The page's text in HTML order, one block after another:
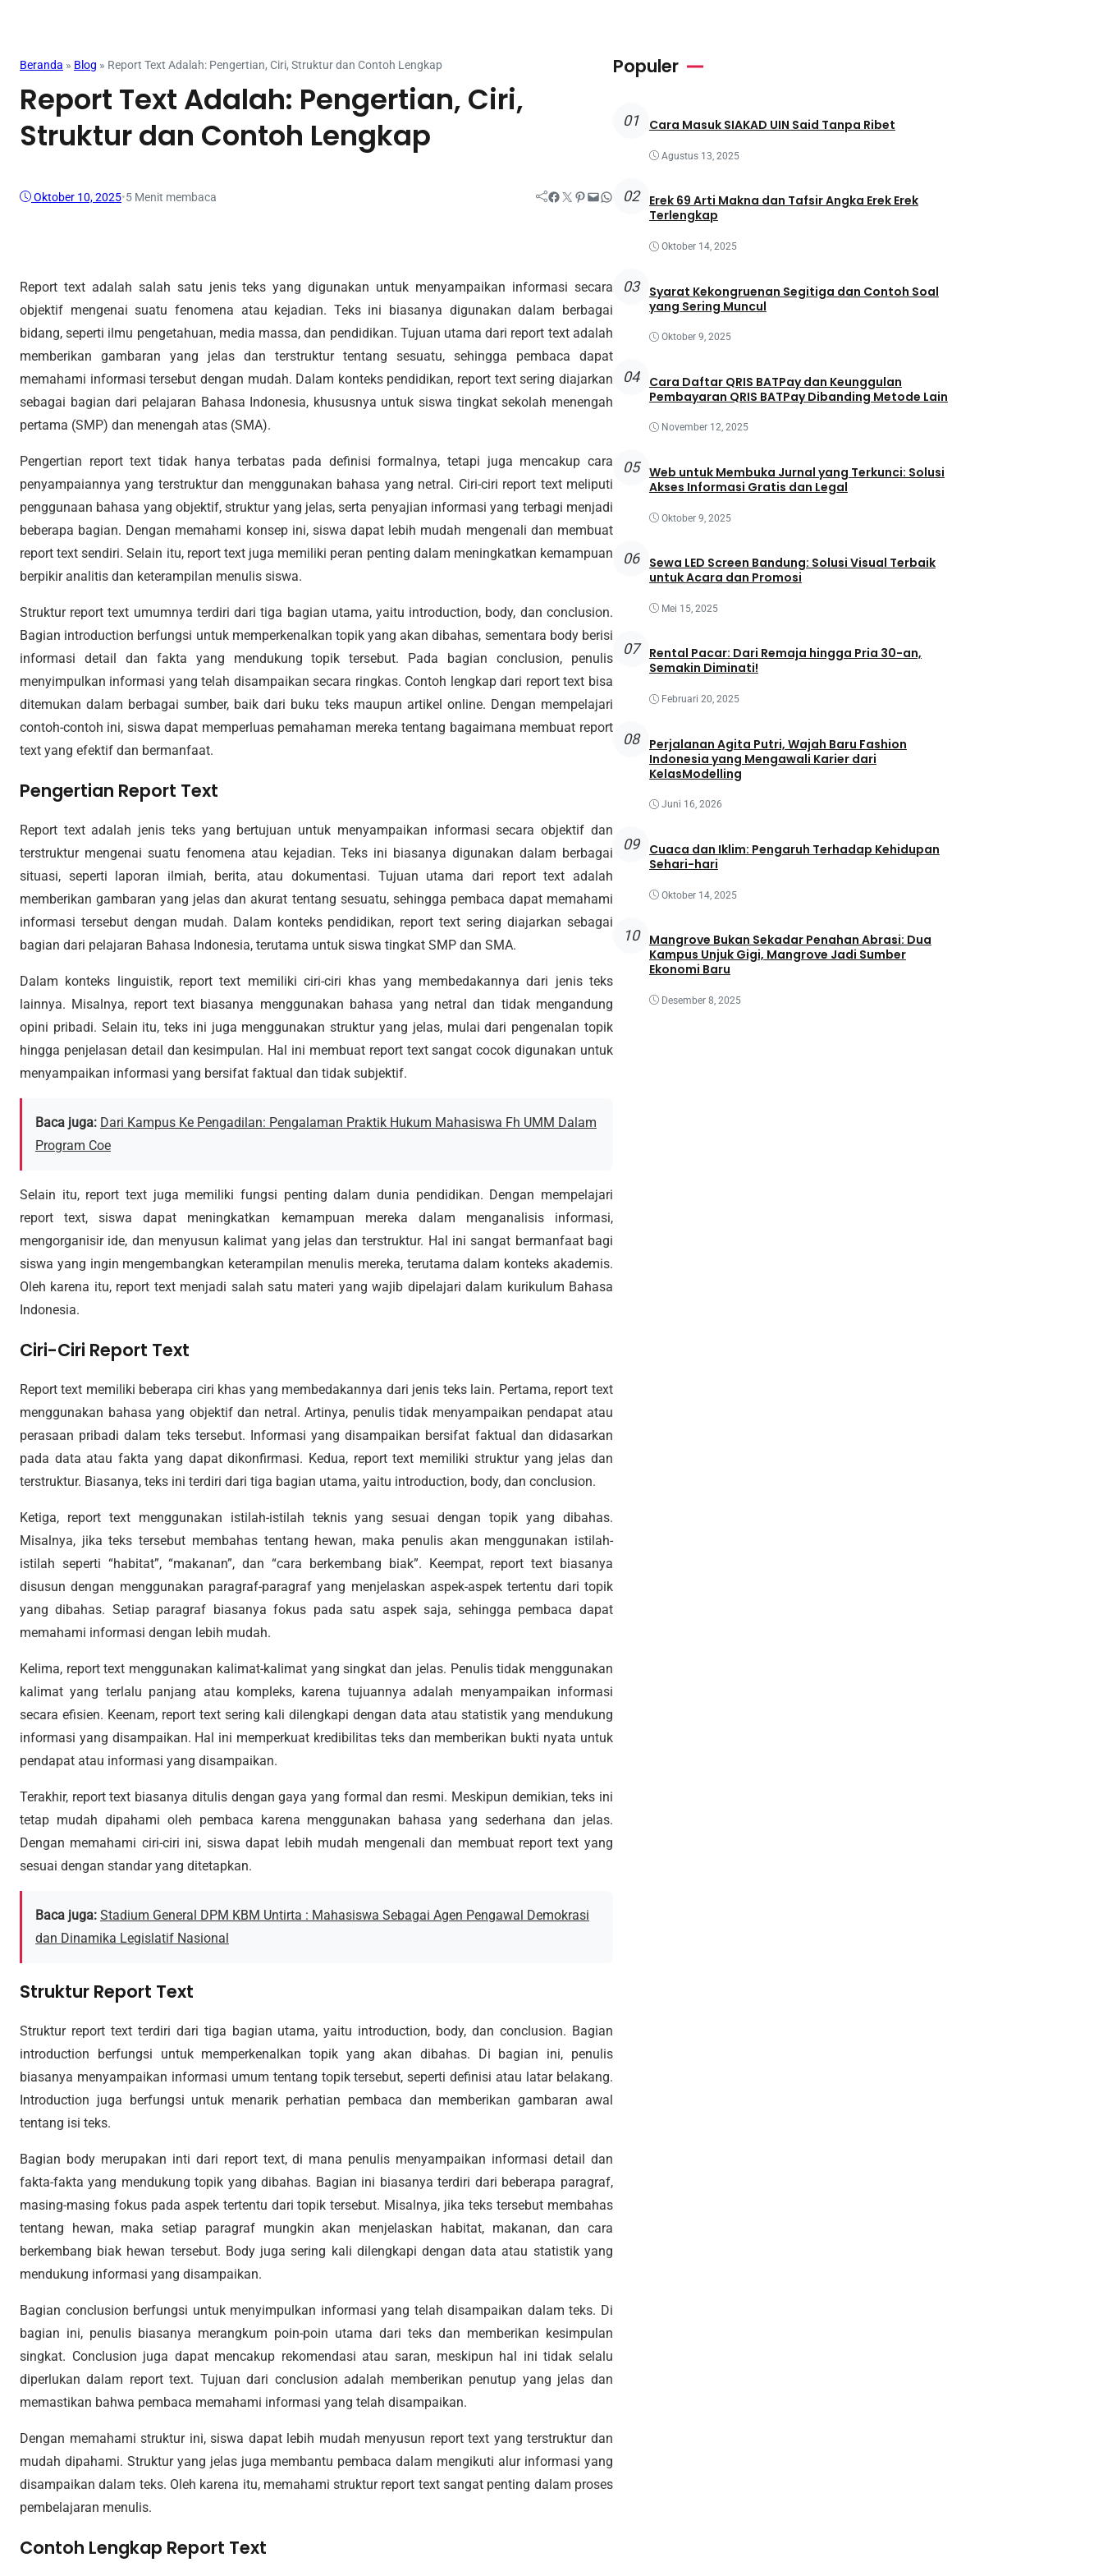
Beranda » Blog » Report Text Adalah: Pengertian, Ciri, Struktur dan Contoh Lengkap
Report Text Adalah: Pengertian, Ciri,
Struktur dan Contoh Lengkap
Oktober 10, 2025•5 Menit membaca Facebook Twitter Pinterest Mail WhatsApp
Report text adalah salah satu jenis teks yang digunakan untuk menyampaikan informasi secara
objektif mengenai suatu fenomena atau kejadian. Teks ini biasanya digunakan dalam berbagai
bidang, seperti ilmu pengetahuan, media massa, dan pendidikan. Tujuan utama dari report text adalah
memberikan gambaran yang jelas dan terstruktur tentang sesuatu, sehingga pembaca dapat
memahami informasi tersebut dengan mudah. Dalam konteks pendidikan, report text sering diajarkan
sebagai bagian dari pelajaran Bahasa Indonesia, khususnya untuk siswa tingkat sekolah menengah
pertama (SMP) dan menengah atas (SMA).
Pengertian report text tidak hanya terbatas pada definisi formalnya, tetapi juga mencakup cara
penyampaiannya yang terstruktur dan menggunakan bahasa yang netral. Ciri-ciri report text meliputi
penggunaan bahasa yang objektif, struktur yang jelas, serta penyajian informasi yang terbagi menjadi
beberapa bagian. Dengan memahami konsep ini, siswa dapat lebih mudah mengenali dan membuat
report text sendiri. Selain itu, report text juga memiliki peran penting dalam meningkatkan kemampuan
berpikir analitis dan keterampilan menulis siswa.
Struktur report text umumnya terdiri dari tiga bagian utama, yaitu introduction, body, dan conclusion.
Bagian introduction berfungsi untuk memperkenalkan topik yang akan dibahas, sementara body berisi
informasi detail dan fakta yang mendukung topik tersebut. Pada bagian conclusion, penulis
menyimpulkan informasi yang telah disampaikan secara ringkas. Contoh lengkap dari report text bisa
ditemukan dalam berbagai sumber, baik dari buku teks maupun artikel online. Dengan mempelajari
contoh-contoh ini, siswa dapat memperluas pemahaman mereka tentang bagaimana membuat report
text yang efektif dan bermanfaat.
Pengertian Report Text
Report text adalah jenis teks yang bertujuan untuk menyampaikan informasi secara objektif dan
terstruktur mengenai suatu fenomena atau kejadian. Teks ini biasanya digunakan dalam berbagai
situasi, seperti laporan ilmiah, berita, atau dokumentasi. Tujuan utama dari report text adalah
memberikan gambaran yang jelas dan akurat tentang sesuatu, sehingga pembaca dapat memahami
informasi tersebut dengan mudah. Dalam konteks pendidikan, report text sering diajarkan sebagai
bagian dari pelajaran Bahasa Indonesia, terutama untuk siswa tingkat SMP dan SMA.
Dalam konteks linguistik, report text memiliki ciri-ciri khas yang membedakannya dari jenis teks
lainnya. Misalnya, report text biasanya menggunakan bahasa yang netral dan tidak mengandung
opini pribadi. Selain itu, teks ini juga menggunakan struktur yang jelas, mulai dari pengenalan topik
hingga penjelasan detail dan kesimpulan. Hal ini membuat report text sangat cocok digunakan untuk
menyampaikan informasi yang bersifat faktual dan tidak subjektif.
Baca juga: Dari Kampus Ke Pengadilan: Pengalaman Praktik Hukum Mahasiswa Fh UMM Dalam
Program Coe
Selain itu, report text juga memiliki fungsi penting dalam dunia pendidikan. Dengan mempelajari
report text, siswa dapat meningkatkan kemampuan mereka dalam menganalisis informasi,
mengorganisir ide, dan menyusun kalimat yang jelas dan terstruktur. Hal ini sangat bermanfaat bagi
siswa yang ingin mengembangkan keterampilan menulis mereka, terutama dalam konteks akademis.
Oleh karena itu, report text menjadi salah satu materi yang wajib dipelajari dalam kurikulum Bahasa
Indonesia.
Ciri-Ciri Report Text
Report text memiliki beberapa ciri khas yang membedakannya dari jenis teks lain. Pertama, report text
menggunakan bahasa yang objektif dan netral. Artinya, penulis tidak menyampaikan pendapat atau
perasaan pribadi dalam teks tersebut. Informasi yang disampaikan bersifat faktual dan didasarkan
pada data atau fakta yang dapat dikonfirmasi. Kedua, report text memiliki struktur yang jelas dan
terstruktur. Biasanya, teks ini terdiri dari tiga bagian utama, yaitu introduction, body, dan conclusion.
Ketiga, report text menggunakan istilah-istilah teknis yang sesuai dengan topik yang dibahas.
Misalnya, jika teks tersebut membahas tentang hewan, maka penulis akan menggunakan istilah-
istilah seperti “habitat”, “makanan”, dan “cara berkembang biak”. Keempat, report text biasanya
disusun dengan menggunakan paragraf-paragraf yang menjelaskan aspek-aspek tertentu dari topik
yang dibahas. Setiap paragraf biasanya fokus pada satu aspek saja, sehingga pembaca dapat
memahami informasi dengan lebih mudah.
Kelima, report text menggunakan kalimat-kalimat yang singkat dan jelas. Penulis tidak menggunakan
kalimat yang terlalu panjang atau kompleks, karena tujuannya adalah menyampaikan informasi
secara efisien. Keenam, report text sering kali dilengkapi dengan data atau statistik yang mendukung
informasi yang disampaikan. Hal ini memperkuat kredibilitas teks dan memberikan bukti nyata untuk
pendapat atau informasi yang disampaikan.
Terakhir, report text biasanya ditulis dengan gaya yang formal dan resmi. Meskipun demikian, teks ini
tetap mudah dipahami oleh pembaca karena menggunakan bahasa yang sederhana dan jelas.
Dengan memahami ciri-ciri ini, siswa dapat lebih mudah mengenali dan membuat report text yang
sesuai dengan standar yang ditetapkan.
Baca juga: Stadium General DPM KBM Untirta : Mahasiswa Sebagai Agen Pengawal Demokrasi
dan Dinamika Legislatif Nasional
Struktur Report Text
Struktur report text terdiri dari tiga bagian utama, yaitu introduction, body, dan conclusion. Bagian
introduction berfungsi untuk memperkenalkan topik yang akan dibahas. Di bagian ini, penulis
biasanya menyampaikan informasi umum tentang topik tersebut, seperti definisi atau latar belakang.
Introduction juga berfungsi untuk menarik perhatian pembaca dan memberikan gambaran awal
tentang isi teks.
Bagian body merupakan inti dari report text, di mana penulis menyampaikan informasi detail dan
fakta-fakta yang mendukung topik yang dibahas. Bagian ini biasanya terdiri dari beberapa paragraf,
masing-masing fokus pada aspek tertentu dari topik tersebut. Misalnya, jika teks tersebut membahas
tentang hewan, maka setiap paragraf mungkin akan menjelaskan habitat, makanan, dan cara
berkembang biak hewan tersebut. Body juga sering kali dilengkapi dengan data atau statistik yang
mendukung informasi yang disampaikan.
Bagian conclusion berfungsi untuk menyimpulkan informasi yang telah disampaikan dalam teks. Di
bagian ini, penulis biasanya merangkum poin-poin utama dari teks dan memberikan kesimpulan
singkat. Conclusion juga dapat mencakup rekomendasi atau saran, meskipun hal ini tidak selalu
diperlukan dalam report text. Tujuan dari conclusion adalah memberikan penutup yang jelas dan
memastikan bahwa pembaca memahami informasi yang telah disampaikan.
Dengan memahami struktur ini, siswa dapat lebih mudah menyusun report text yang terstruktur dan
mudah dipahami. Struktur yang jelas juga membantu pembaca dalam mengikuti alur informasi yang
disampaikan dalam teks. Oleh karena itu, memahami struktur report text sangat penting dalam proses
pembelajaran menulis.
Contoh Lengkap Report Text
Populer
01 Cara Masuk SIAKAD UIN Said Tanpa Ribet
Agustus 13, 2025
02
Erek 69 Arti Makna dan Tafsir Angka Erek Erek
Terlengkap
Oktober 14, 2025
03
Syarat Kekongruenan Segitiga dan Contoh Soal
yang Sering Muncul
Oktober 9, 2025
04
Cara Daftar QRIS BATPay dan Keunggulan
Pembayaran QRIS BATPay Dibanding Metode Lain
November 12, 2025
05
Web untuk Membuka Jurnal yang Terkunci: Solusi
Akses Informasi Gratis dan Legal
Oktober 9, 2025
06
Sewa LED Screen Bandung: Solusi Visual Terbaik
untuk Acara dan Promosi
Mei 15, 2025
07
Rental Pacar: Dari Remaja hingga Pria 30-an,
Semakin Diminati!
Februari 20, 2025
08
Perjalanan Agita Putri, Wajah Baru Fashion
Indonesia yang Mengawali Karier dari
KelasModelling
Juni 16, 2026
09
Cuaca dan Iklim: Pengaruh Terhadap Kehidupan
Sehari-hari
Oktober 14, 2025
10
Mangrove Bukan Sekadar Penahan Abrasi: Dua
Kampus Unjuk Gigi, Mangrove Jadi Sumber
Ekonomi Baru
Desember 8, 2025